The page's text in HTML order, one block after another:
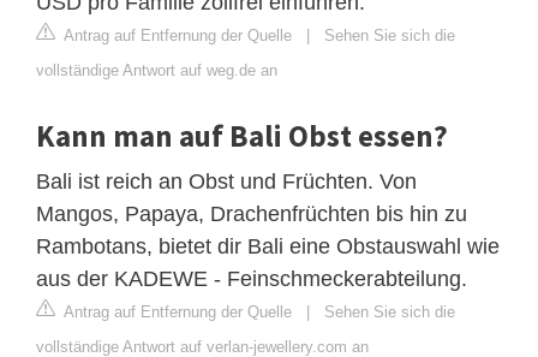
Antrag auf Entfernung der Quelle | Sehen Sie sich die
vollständige Antwort auf weg.de an
Kann man auf Bali Obst essen?
Bali ist reich an Obst und Früchten. Von
Mangos, Papaya, Drachenfrüchten bis hin zu
Rambotans, bietet dir Bali eine Obstauswahl wie
aus der KADEWE - Feinschmeckerabteilung.
Antrag auf Entfernung der Quelle | Sehen Sie sich die
vollständige Antwort auf verlan-jewellery.com an